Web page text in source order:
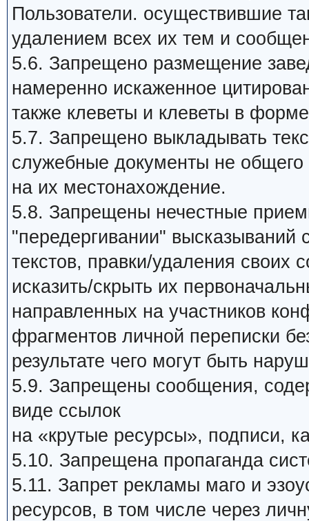
Пользователи. осуществившие
удалением всех их тем и
5.6. Запрещено размещение
намеренно искаженное
также клеветы и клеветы в
5.7. Запрещено выкладывать
служебные документы не
на их местонахождение.
5.8. Запрещены нечестные
"передергивании"
текстов, правки/удаления
исказить/скрыть их
направленных на участников
фрагментов личной переписки
результате чего могут быть
5.9. Запрещены сообщения,
виде ссылок
на «крутые ресурсы», подписи,
5.10. Запрещена пропаганда
5.11. Запрет рекламы маго и
ресурсов, в том числе через